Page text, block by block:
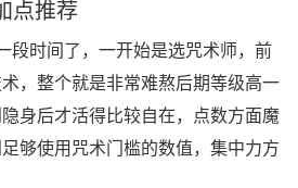
点推荐
段时间了，一开始是选咒术师，前
，整个就是非常难熬后期等级高一
身后才活得比较自在，点数方面魔
够使用咒术门槛的数值，集中力方